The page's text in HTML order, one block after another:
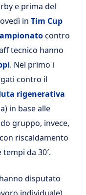
e prima del
in Tim Cup
contro
tecnico hanno
. Nel primo i
contro il
rigenerativa
in base alle
gruppo, invece,
con riscaldamento
da 30′.
hanno disputato
individuale),